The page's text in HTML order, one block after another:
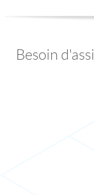
Besoin